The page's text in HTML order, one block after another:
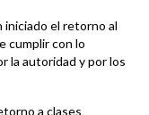
iniciado el retorno al
cumplir con lo
la autoridad y por los
a clases